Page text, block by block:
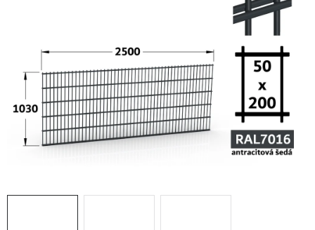
KOMPOSTÉRY
BETÓNOVÉ PLOTY
AKCIA - MIERNE POŠKODENÝ TOVAR